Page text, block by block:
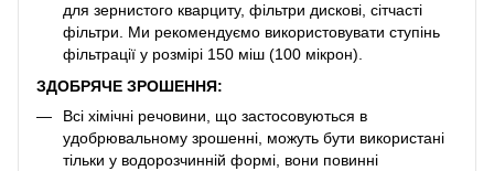
для зернистого кварциту, фільтри дискові, сітчасті
фільтри. Ми рекомендуємо використовувати ступінь
фільтрації у розмірі 150 міш (100 мікрон).
ЗДОБРЯЧЕ ЗРОШЕННЯ:
Всі хімічні речовини, що застосовуються в
удобрювальному зрошенні, можуть бути використані
тільки у водорозчинній формі, вони повинні